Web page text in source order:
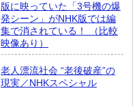
版に映っていた「3号機の爆
発シーン」がNHK版では編
集で消されている！ （比較
映像あり）
老人漂流社会 “老後破産”の
現実／NHKスペシャル